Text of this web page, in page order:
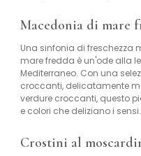
Macedonia di mare
Una sinfonia di freschezza
mare fredda è un'ode alla
Mediterraneo. Con una
croccanti, delicatamente
verdure croccanti, questo
e colori che deliziano i sensi.
Crostini al